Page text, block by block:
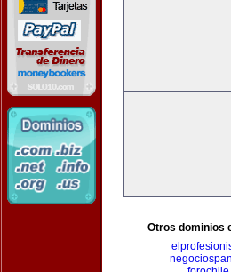
Otros dominios